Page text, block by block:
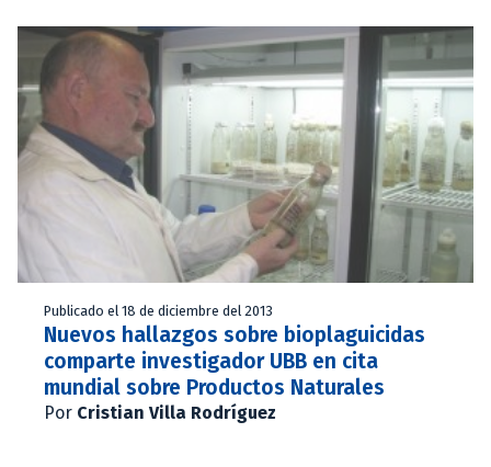
Publicado el 18 de diciembre del 2013
Nuevos hallazgos sobre bioplaguicidas
comparte investigador UBB en cita
mundial sobre Productos Naturales
Por Cristian Villa Rodríguez